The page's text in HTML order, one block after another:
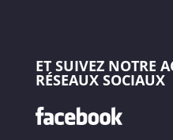
ET SUIVEZ NOTRE
RÉSEAUX SOCIAUX